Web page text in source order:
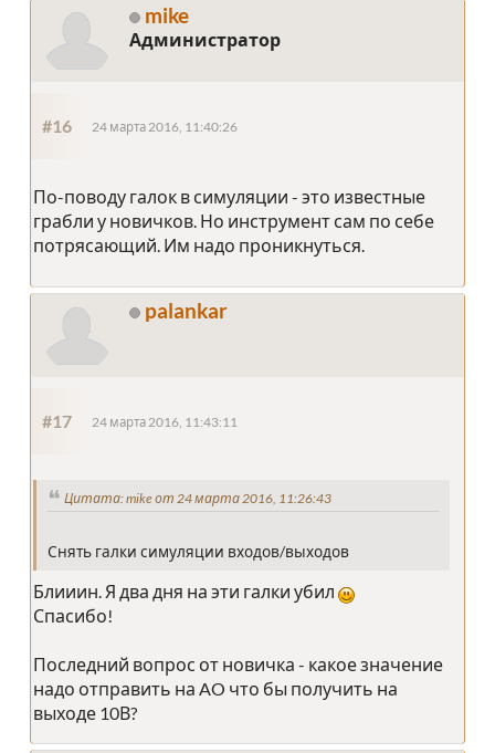
mike
Администратор
#16 24 марта 2016, 11:40:26
По-поводу галок в симуляции - это известные
грабли у новичков. Но инструмент сам по себе
потрясающий. Им надо проникнуться.
palankar
#17 24 марта 2016, 11:43:11
Цитата: mike от 24 марта 2016, 11:26:43
Снять галки симуляции входов/выходов
Блииин. Я два дня на эти галки убил
Спасибо!
Последний вопрос от новичка - какое значение
надо отправить на AO что бы получить на
выходе 10В?